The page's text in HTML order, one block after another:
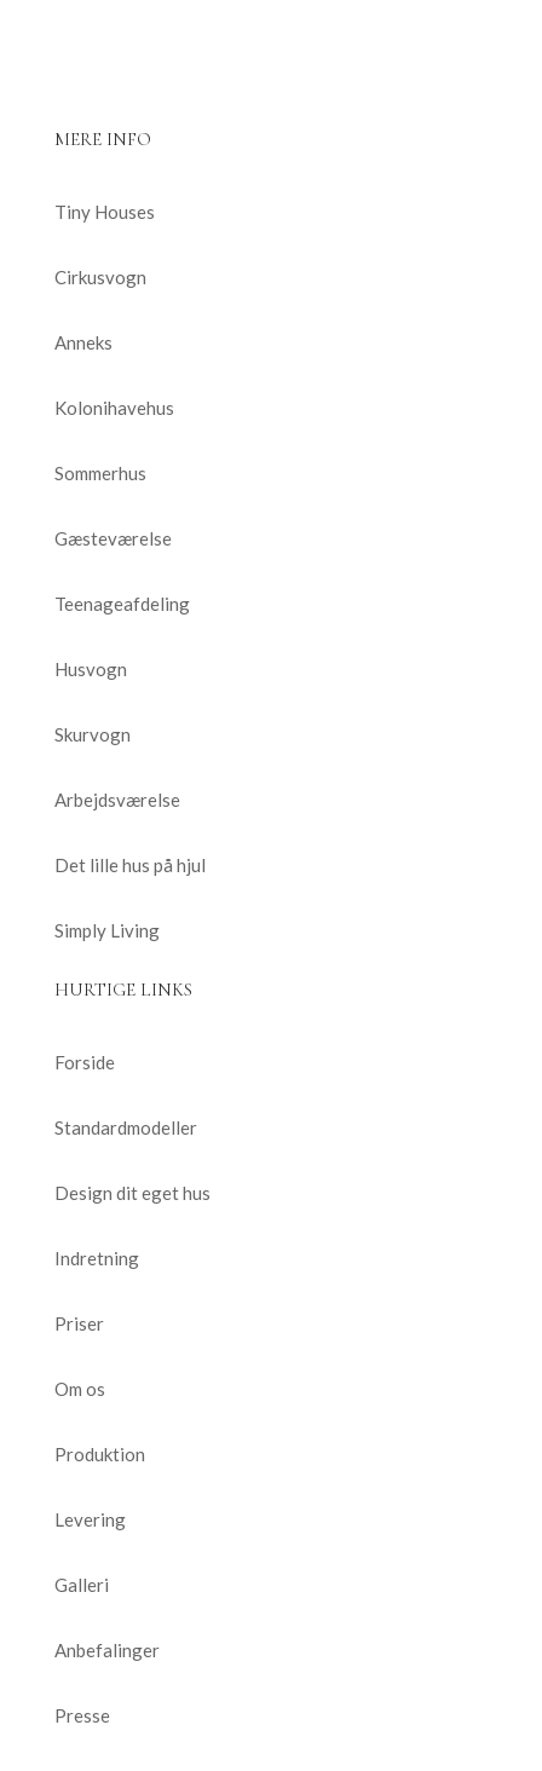
MERE INFO
Tiny Houses
Cirkusvogn
Anneks
Kolonihavehus
Sommerhus
Gæsteværelse
Teenageafdeling
Husvogn
Skurvogn
Arbejdsværelse
Det lille hus på hjul
Simply Living
HURTIGE LINKS
Forside
Standardmodeller
Design dit eget hus
Indretning
Priser
Om os
Produktion
Levering
Galleri
Anbefalinger
Presse